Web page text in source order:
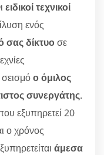
ειδικοί τεχνικοί
ενός
σας δίκτυοσε
ο όμιλος
συνεργάτης.
εξυπηρετεί 20
ο χρόνος
άμεσα